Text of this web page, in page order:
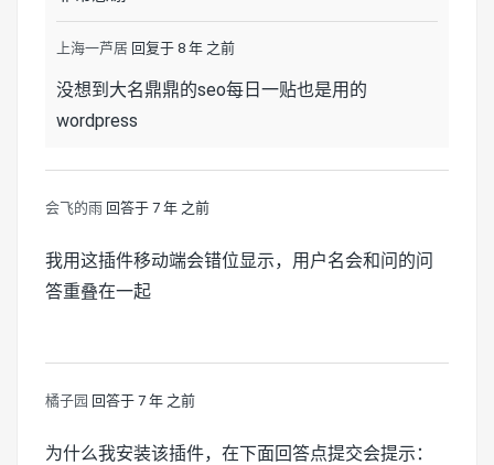
上海一芦居 回复于 8 年 之前
没想到大名鼎鼎的seo每日一贴也是用的
wordpress
会飞的雨 回答于 7 年 之前
我用这插件移动端会错位显示，用户名会和问的问
答重叠在一起
橘子园 回答于 7 年 之前
为什么我安装该插件，在下面回答点提交会提示：